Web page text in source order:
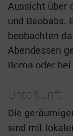
Aussicht über
und Baobabs.
beobachten
Abendessen
Boma oder
Unterkunft
Die
sind mit